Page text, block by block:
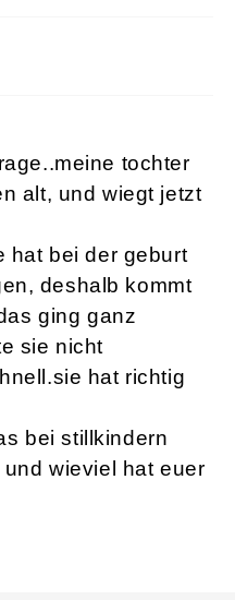
tochter
alt, und wiegt jetzt
hat bei der geburt
deshalb kommt
ging ganz
sie nicht
hat richtig
bei stillkindern
wieviel hat euer